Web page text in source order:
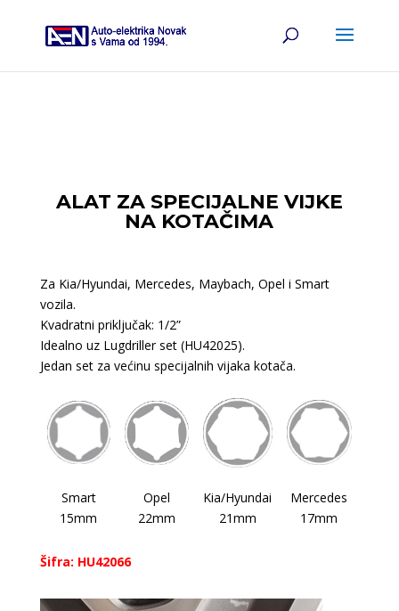
ALAT ZA SPECIJALNE VIJKE
NA KOTAČIMA
Za Kia/Hyundai, Mercedes, Maybach, Opel i Smart
vozila.
Kvadratni priključak: 1/2”
Idealno uz Lugdriller set (HU42025).
Jedan set za većinu specijalnih vijaka kotača.
Smart
15mm
Opel
22mm
Kia/Hyundai
21mm
Mercedes
17mm
Šifra: HU42066